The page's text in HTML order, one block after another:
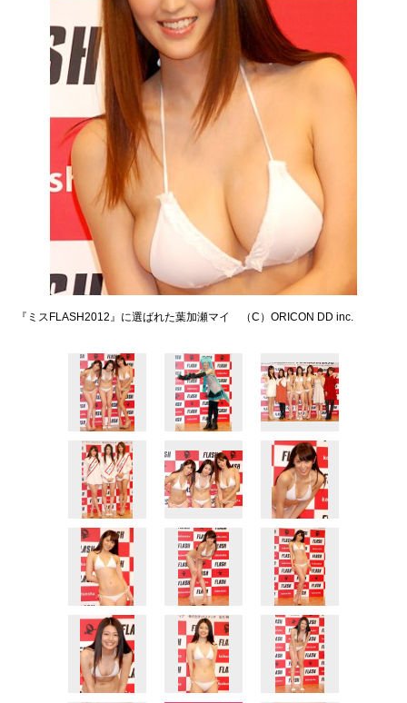
『ミスFLASH2012』に選ばれた葉加瀬マイ （C）ORICON DD inc.